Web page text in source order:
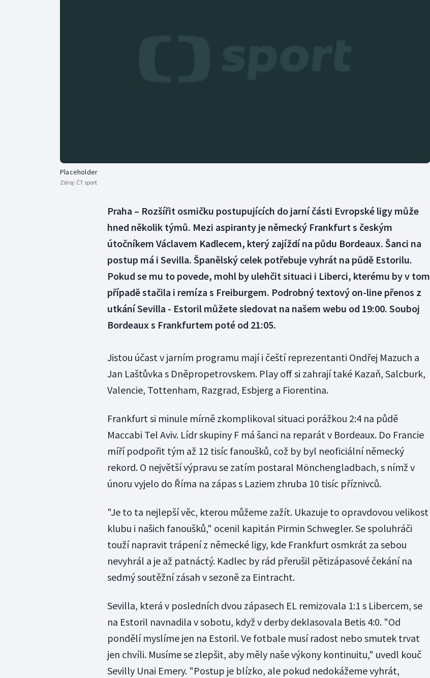
Placeholder
Zdroj: ČT sport
Praha – Rozšířit osmičku postupujících do jarní části Evropské ligy může
hned několik týmů. Mezi aspiranty je německý Frankfurt s českým
útočníkem Václavem Kadlecem, který zajíždí na půdu Bordeaux. Šanci na
postup má i Sevilla. Španělský celek potřebuje vyhrát na půdě Estorilu.
Pokud se mu to povede, mohl by ulehčit situaci i Liberci, kterému by v tom
případě stačila i remíza s Freiburgem. Podrobný textový on-line přenos z
utkání Sevilla - Estoril můžete sledovat na našem webu od 19:00. Souboj
Bordeaux s Frankfurtem poté od 21:05.
Jistou účast v jarním programu mají i čeští reprezentanti Ondřej Mazuch a
Jan Laštůvka s Dněpropetrovskem. Play off si zahrají také Kazaň, Salcburk,
Valencie, Tottenham, Razgrad, Esbjerg a Fiorentina.
Frankfurt si minule mírně zkomplikoval situaci porážkou 2:4 na půdě
Maccabi Tel Aviv. Lídr skupiny F má šanci na reparát v Bordeaux. Do Francie
míří podpořit tým až 12 tisíc fanoušků, což by byl neoficiální německý
rekord. O největší výpravu se zatím postaral Mönchengladbach, s nímž v
únoru vyjelo do Říma na zápas s Laziem zhruba 10 tisíc příznivců.
"Je to ta nejlepší věc, kterou můžeme zažít. Ukazuje to opravdovou velikost
klubu i našich fanoušků," ocenil kapitán Pirmin Schwegler. Se spoluhráči
touží napravit trápení z německé ligy, kde Frankfurt osmkrát za sebou
nevyhrál a je až patnáctý. Kadlec by rád přerušil pětizápasové čekání na
sedmý soutěžní zásah v sezoně za Eintracht.
Sevilla, která v posledních dvou zápasech EL remizovala 1:1 s Libercem, se
na Estoril navnadila v sobotu, když v derby deklasovala Betis 4:0. "Od
pondělí myslíme jen na Estoril. Ve fotbale musí radost nebo smutek trvat
jen chvíli. Musíme se zlepšit, aby měly naše výkony kontinuitu," uvedl kouč
Sevilly Unai Emery. "Postup je blízko, ale pokud nedokážeme vyhrát,